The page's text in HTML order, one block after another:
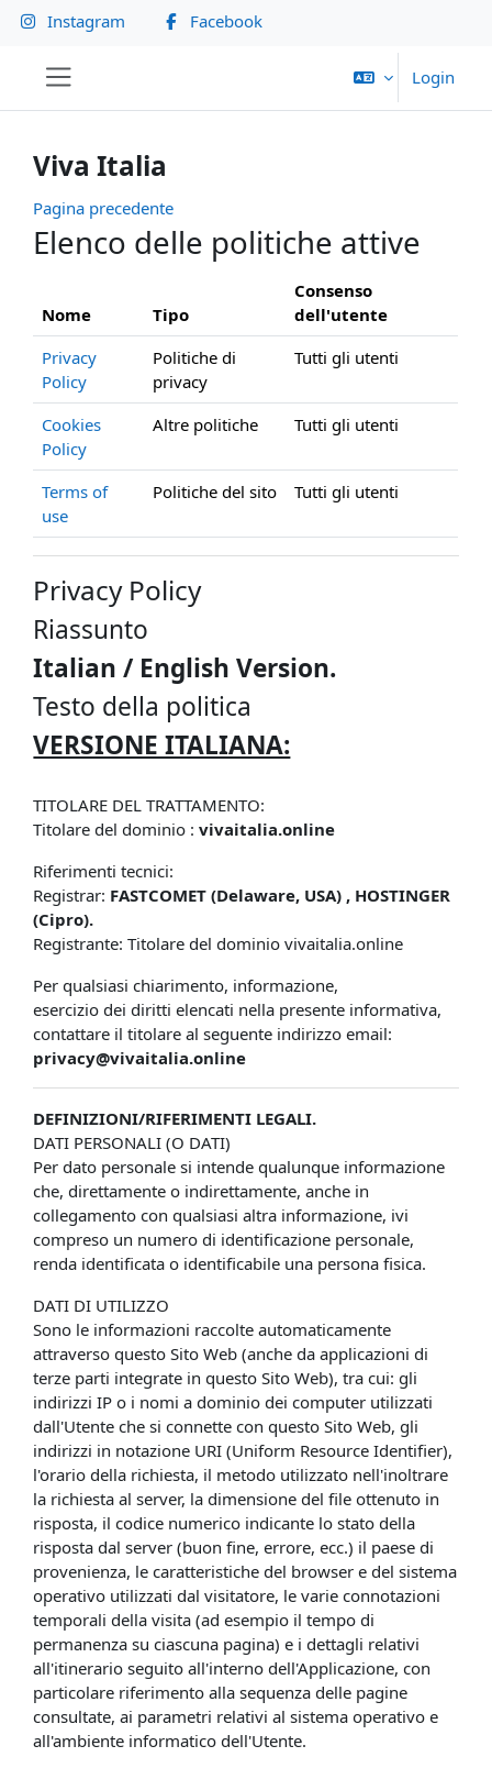
Vai al contenuto principale
Instagram Facebook
Login
Viva Italia
Pagina precedente
Elenco delle politiche attive
Nome Tipo
Consenso
dell'utente
Privacy
Policy
Politiche di
privacy
Tutti gli utenti
Cookies
Policy
Altre politiche Tutti gli utenti
Terms of
use
Politiche del sito Tutti gli utenti
Privacy Policy
Riassunto
Italian / English Version.
Testo della politica
VERSIONE ITALIANA:
TITOLARE DEL TRATTAMENTO:
Titolare del dominio :vivaitalia.online
Riferimenti tecnici:
Registrar: FASTCOMET (Delaware, USA) , HOSTINGER
(Cipro).
Registrante: Titolare del dominio vivaitalia.online
Per qualsiasi chiarimento, informazione,
esercizio dei diritti elencati nella presente informativa,
contattare il titolare al seguente indirizzo email:
privacy@vivaitalia.online
DEFINIZIONI/RIFERIMENTI LEGALI.
DATI PERSONALI (O DATI)
Per dato personale si intende qualunque informazione
che, direttamente o indirettamente, anche in
collegamento con qualsiasi altra informazione, ivi
compreso un numero di identificazione personale,
renda identificata o identificabile una persona fisica.
DATI DI UTILIZZO
Sono le informazioni raccolte automaticamente
attraverso questo Sito Web (anche da applicazioni di
terze parti integrate in questo Sito Web), tra cui: gli
indirizzi IP o i nomi a dominio dei computer utilizzati
dall'Utente che si connette con questo Sito Web, gli
indirizzi in notazione URI (Uniform Resource Identifier),
l'orario della richiesta, il metodo utilizzato nell'inoltrare
la richiesta al server, la dimensione del file ottenuto in
risposta, il codice numerico indicante lo stato della
risposta dal server (buon fine, errore, ecc.) il paese di
provenienza, le caratteristiche del browser e del sistema
operativo utilizzati dal visitatore, le varie connotazioni
temporali della visita (ad esempio il tempo di
permanenza su ciascuna pagina) e i dettagli relativi
all'itinerario seguito all'interno dell'Applicazione, con
particolare riferimento alla sequenza delle pagine
consultate, ai parametri relativi al sistema operativo e
all'ambiente informatico dell'Utente.